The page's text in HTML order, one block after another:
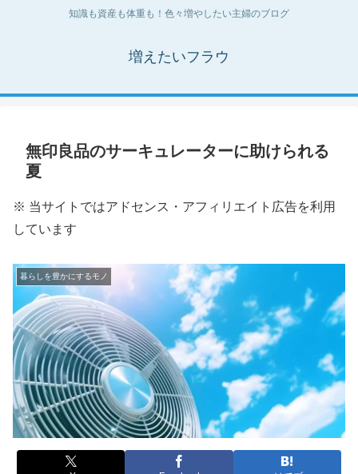
知識も資産も体重も！色々増やしたい主婦のブログ
増えたいフラウ
無印良品のサーキュレーターに助けられる
夏
※ 当サイトではアドセンス・アフィリエイト広告を利用
しています
暮らしを豊かにするモノ